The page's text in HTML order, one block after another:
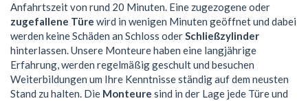
Anfahrtszeit von rund 20 Minuten. Eine zugezogene oder
zugefallene Türe wird in wenigen Minuten geöffnet und dabei
werden keine Schäden an Schloss oderSchließzylinder
hinterlassen. Unsere Monteure haben eine langjährige
Erfahrung, werden regelmäßig geschult und besuchen
Weiterbildungen um Ihre Kenntnisse ständig auf dem neusten
Stand zu halten. Die Monteure sind in der Lage jede Türe und